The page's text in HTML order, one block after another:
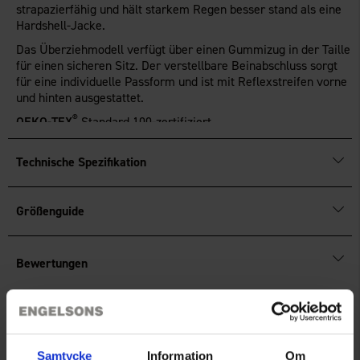
Samtycke Information Om
strapazierfähig und hält starkem Regen besser stand als eine
Hardshell-Jacke.
Das Überziehmodell verfügt über einen Gummizug in der Taille
für einen sicheren Sitz. Der verstellbare Beinabschluss sorgt
für eine individuelle Passform und ist mit Reflexstreifen vorne
und hinten ausgestattet.
OEKO-TEX® Standard 100-zertifiziert.
Technische Spezifikation
Größenguide
Bewertungen
Sie benötigen vielleicht auch